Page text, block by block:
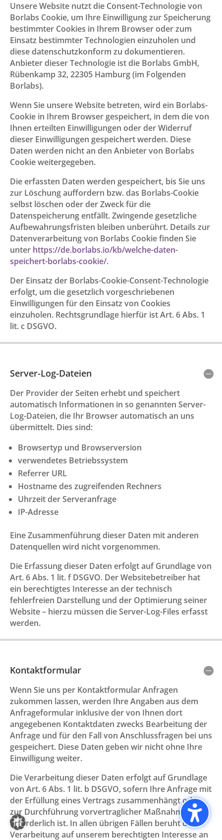
Unsere Website nutzt die Consent-Technologie von
Borlabs Cookie, um Ihre Einwilligung zur Speicherung
bestimmter Cookies in Ihrem Browser oder zum
Einsatz bestimmter Technologien einzuholen und
diese datenschutzkonform zu dokumentieren.
Anbieter dieser Technologie ist die Borlabs GmbH,
Rübenkamp 32, 22305 Hamburg (im Folgenden
Borlabs).
Wenn Sie unsere Website betreten, wird ein Borlabs-
Cookie in Ihrem Browser gespeichert, in dem die von
Ihnen erteilten Einwilligungen oder der Widerruf
dieser Einwilligungen gespeichert werden. Diese
Daten werden nicht an den Anbieter von Borlabs
Cookie weitergegeben.
Die erfassten Daten werden gespeichert, bis Sie uns
zur Löschung auffordern bzw. das Borlabs-Cookie
selbst löschen oder der Zweck für die
Datenspeicherung entfällt. Zwingende gesetzliche
Aufbewahrungsfristen bleiben unberührt. Details zur
Datenverarbeitung von Borlabs Cookie finden Sie
unter https://de.borlabs.io/kb/welche-daten-
speichert-borlabs-cookie/.
Der Einsatz der Borlabs-Cookie-Consent-Technologie
erfolgt, um die gesetzlich vorgeschriebenen
Einwilligungen für den Einsatz von Cookies
einzuholen. Rechtsgrundlage hierfür ist Art. 6 Abs. 1
lit. c DSGVO.
Server-Log-Dateien
Der Provider der Seiten erhebt und speichert
automatisch Informationen in so genannten Server-
Log-Dateien, die Ihr Browser automatisch an uns
übermittelt. Dies sind:
Browsertyp und Browserversion
verwendetes Betriebssystem
Referrer URL
Hostname des zugreifenden Rechners
Uhrzeit der Serveranfrage
IP-Adresse
Eine Zusammenführung dieser Daten mit anderen
Datenquellen wird nicht vorgenommen.
Die Erfassung dieser Daten erfolgt auf Grundlage von
Art. 6 Abs. 1 lit. f DSGVO. Der Websitebetreiber hat
ein berechtigtes Interesse an der technisch
fehlerfreien Darstellung und der Optimierung seiner
Website – hierzu müssen die Server-Log-Files erfasst
werden.
Kontaktformular
Wenn Sie uns per Kontaktformular Anfragen
zukommen lassen, werden Ihre Angaben aus dem
Anfrageformular inklusive der von Ihnen dort
angegebenen Kontaktdaten zwecks Bearbeitung der
Anfrage und für den Fall von Anschlussfragen bei uns
gespeichert. Diese Daten geben wir nicht ohne Ihre
Einwilligung weiter.
Die Verarbeitung dieser Daten erfolgt auf Grundlage
von Art. 6 Abs. 1 lit. b DSGVO, sofern Ihre Anfrage mit
der Erfüllung eines Vertrags zusammenhängt oder
zur Durchführung vorvertraglicher Maßnahmen
erforderlich ist. In allen übrigen Fällen beruht die
Verarbeitung auf unserem berechtigten Interesse an